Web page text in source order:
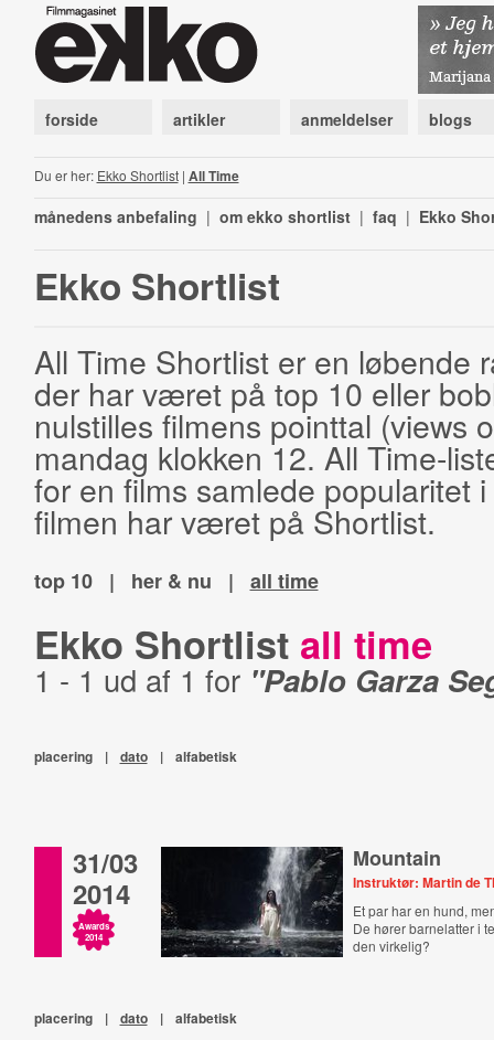
forside artikler anmeldelser blogs
Du er her: Ekko Shortlist| All Time
månedens anbefaling | om ekko shortlist | faq | Ekko
Ekko Shortlist
All Time Shortlist er en løbende
der har været på top 10 eller
nulstilles filmens pointtal (views
mandag klokken 12. All Time-
for en films samlede popularitet
filmen har været på Shortlist.
top 10 | her & nu | all time
Ekko Shortlist all time
1 - 1 ud af 1 for "Pablo Garza
placering | dato | alfabetisk
31/03
2014
Awards
2014
Mountain
Instruktør: Martin de
Et par har en hund,
De hører barnelatter i
den virkelig?
placering | dato | alfabetisk